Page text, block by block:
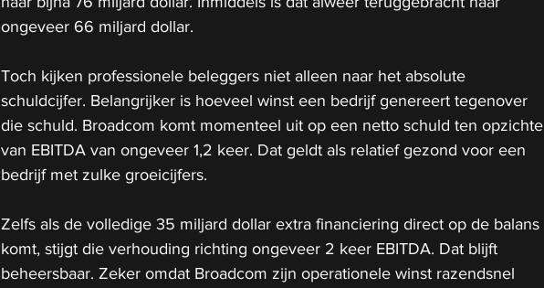
ongeveer 66 miljard dollar.
Toch kijken professionele beleggers niet alleen naar het absolute
schuldcijfer. Belangrijker is hoeveel winst een bedrijf genereert tegenover
die schuld. Broadcom komt momenteel uit op een netto schuld ten opzichte
van EBITDA van ongeveer 1,2 keer. Dat geldt als relatief gezond voor een
bedrijf met zulke groeicijfers.
Zelfs als de volledige 35 miljard dollar extra financiering direct op de balans
komt, stijgt die verhouding richting ongeveer 2 keer EBITDA. Dat blijft
beheersbaar. Zeker omdat Broadcom zijn operationele winst razendsnel